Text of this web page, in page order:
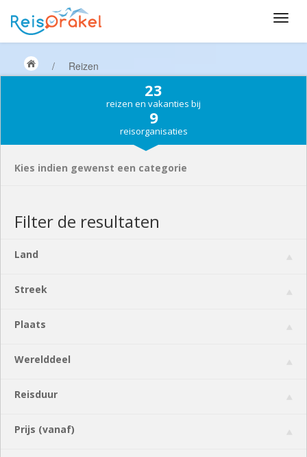
/ Reizen
23
reizen en vakanties bij
9
reisorganisaties
Kies indien gewenst een categorie
Filter de resultaten
Land
Streek
Plaats
Werelddeel
Reisduur
Prijs (vanaf)